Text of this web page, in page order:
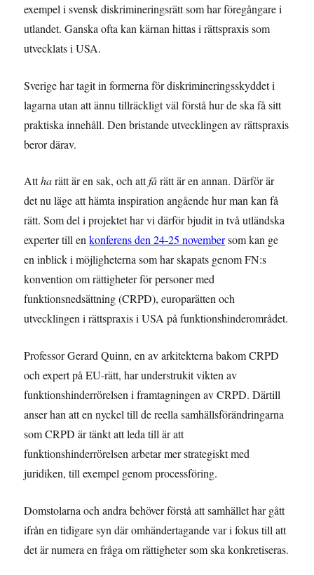
exempel i svensk diskrimineringsrätt som har föregångare i
utlandet. Ganska ofta kan kärnan hittas i rättspraxis som
utvecklats i USA.
Sverige har tagit in formerna för diskrimineringsskyddet i
lagarna utan att ännu tillräckligt väl förstå hur de ska få sitt
praktiska innehåll. Den bristande utvecklingen av rättspraxis
beror därav.
Attharätt är en sak, och attfårätt är en annan. Därför är
det nu läge att hämta inspiration angående hur man kan få
rätt. Som del i projektet har vi därför bjudit in två utländska
experter till enkonferens den 24-25 novembersom kan ge
en inblick i möjligheterna som har skapats genom FN:s
konvention om rättigheter för personer med
funktionsnedsättning (CRPD), europarätten och
utvecklingen i rättspraxis i USA på funktionshinderområdet.
Professor Gerard Quinn, en av arkitekterna bakom CRPD
och expert på EU-rätt, har understrukit vikten av
funktionshinderrörelsen i framtagningen av CRPD. Därtill
anser han att en nyckel till de reella samhällsförändringarna
som CRPD är tänkt att leda till är att
funktionshinderrörelsen arbetar mer strategiskt med
juridiken, till exempel genom processföring.
Domstolarna och andra behöver förstå att samhället har gått
ifrån en tidigare syn där omhändertagande var i fokus till att
det är numera en fråga om rättigheter som ska konkretiseras.